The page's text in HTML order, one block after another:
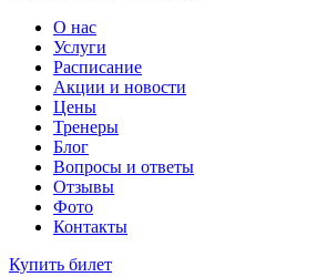
О нас
Услуги
Расписание
Акции и новости
Цены
Тренеры
Блог
Вопросы и ответы
Отзывы
Фото
Контакты
Купить билет